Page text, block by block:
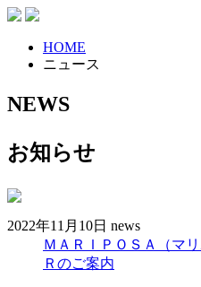
HOME
ニュース
NEWS
お知らせ
2022年11月10日 news
ＭＡＲＩＰＯＳＡ（マ
Ｒのご案内